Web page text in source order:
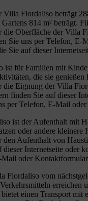
Villa Fiordaliso beträgt
814 m² beträgt.
die Oberfläche der Villa
Sie uns per Telefon, E-
Sie auf dieser
ist für Familien mit
die sie genießen
die Eignung der Villa
finden Sie auf dieser
per Telefon, E-Mail
ist der Aufenthalt mit
oder andere kleinere
den Aufenthalt von
dieser Internetseite oder
oder
Fiordaliso vom
erreichen
einen Transport mit